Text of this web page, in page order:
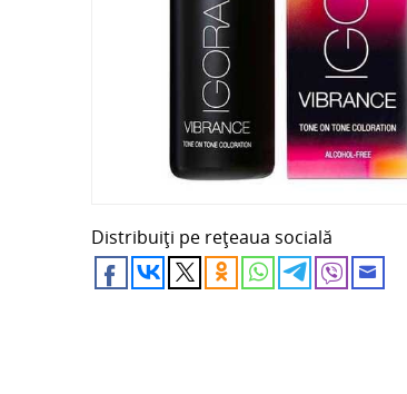
Distribuiți pe rețeaua socială